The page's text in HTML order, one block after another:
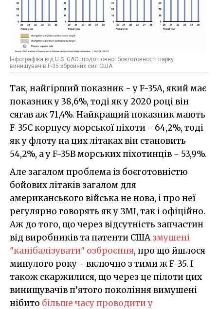
Інфографіка від U.S. GAO щодо повної боєготовності парку
винищувачів F-35 збройних сил США
Так, найгірший показник - у F-35A, який має
показник у 38,6%, тоді як у 2020 році він
сягав аж 71,4%. Найкращий показник мають
F-35C корпусу морської піхоти - 64,2%, тоді
як у флоту на цих літаках він становить
54,2%, а у F-35B морських піхотинців - 53,9%.
Але загалом проблема із боєготовністю
бойових літаків загалом для
американського війська не нова, і про неї
регулярно говорять як у ЗМІ, так і офіційно.
Аж до того, що через відсутність запчастин
від виробників та патенти СШАзмушені
"канібалізувати" озброєння, про що йшлося
минулого року - включно з тими ж F-35. І
також скаржилися, що через це пілоти цих
винищувачів п’ятого покоління вимушені
нібито більше часу проводити у